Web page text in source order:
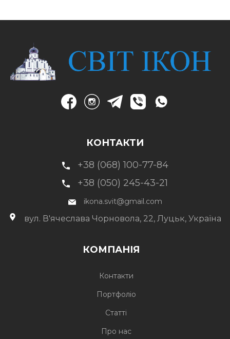
КОМПАНІЯ
Контакти
Портфоліо
Статті
Про нас
КОНТАКТИ
+38 (068) 100-77-84
+38 (050) 245-43-21
ikona.svit@gmail.com
вул. В'ячеслава Чорновола, 22, Луцьк, Україна